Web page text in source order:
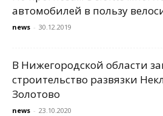
автомобилей в пользу
news - 30.12.2019
В Нижегородской области
строительство развязки
Золотово
news - 23.10.2020